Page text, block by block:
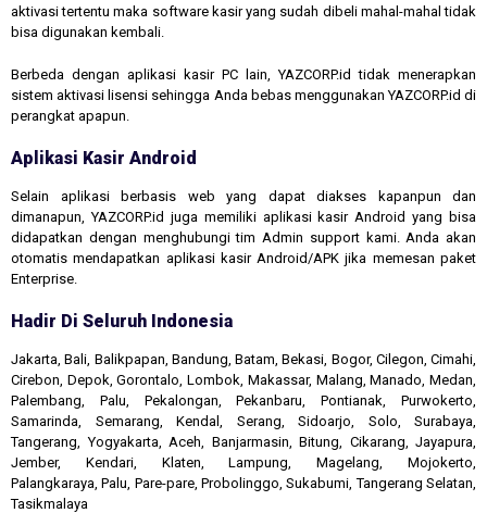
aktivasi tertentu maka software kasir yang sudah dibeli mahal-mahal tidak
bisa digunakan kembali.
Berbeda dengan aplikasi kasir PC lain, YAZCORP.id tidak menerapkan
sistem aktivasi lisensi sehingga Anda bebas menggunakan YAZCORP.id di
perangkat apapun.
Aplikasi Kasir Android
Selain aplikasi berbasis web yang dapat diakses kapanpun dan
dimanapun, YAZCORP.id juga memiliki aplikasi kasir Android yang bisa
didapatkan dengan menghubungi tim Admin support kami. Anda akan
otomatis mendapatkan aplikasi kasir Android/APK jika memesan paket
Enterprise.
Hadir Di Seluruh Indonesia
Jakarta, Bali, Balikpapan, Bandung, Batam, Bekasi, Bogor, Cilegon, Cimahi,
Cirebon, Depok, Gorontalo, Lombok, Makassar, Malang, Manado, Medan,
Palembang, Palu, Pekalongan, Pekanbaru, Pontianak, Purwokerto,
Samarinda, Semarang, Kendal, Serang, Sidoarjo, Solo, Surabaya,
Tangerang, Yogyakarta, Aceh, Banjarmasin, Bitung, Cikarang, Jayapura,
Jember, Kendari, Klaten, Lampung, Magelang, Mojokerto,
Palangkaraya, Palu, Pare-pare, Probolinggo, Sukabumi, Tangerang Selatan,
Tasikmalaya